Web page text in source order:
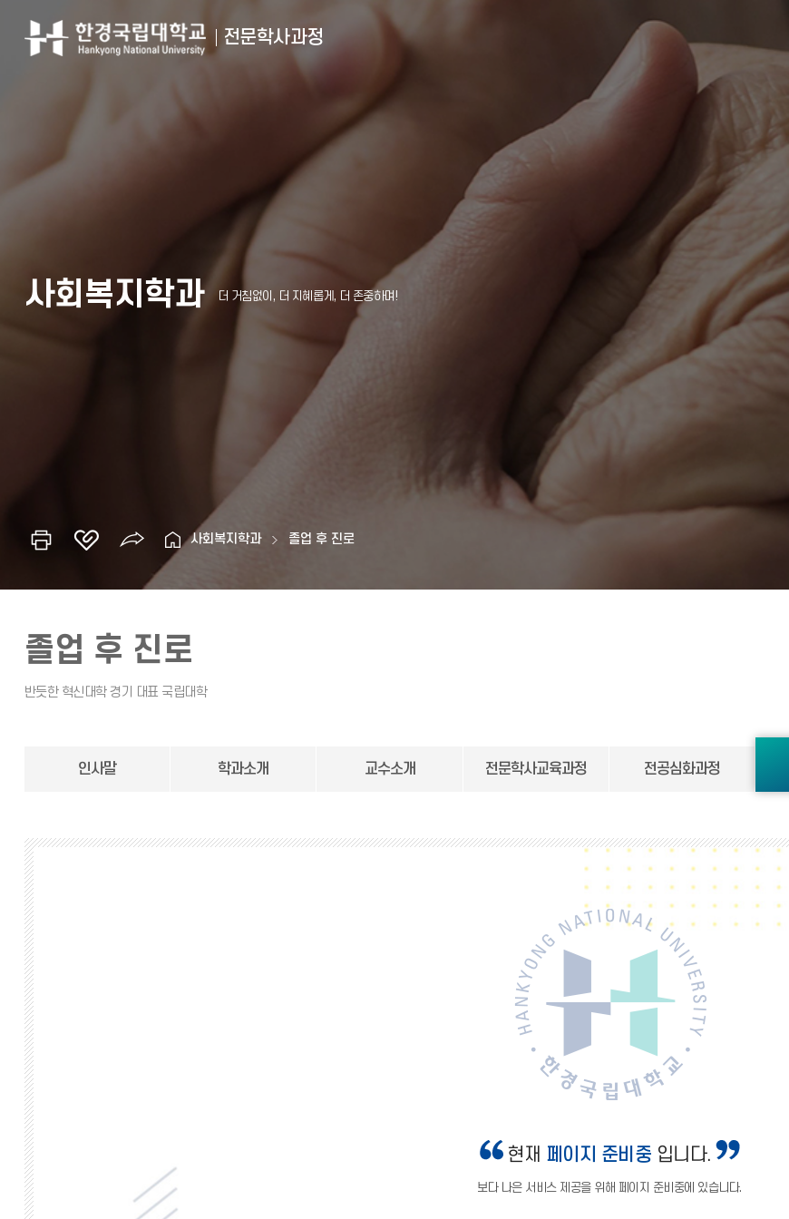
전문학사과정
사회복지학과
사회복지학과 졸업 후 진로
졸업 후 진로
인사말 학과소개 교수소개 전문학사교육과정 전공심화과정
현재 페이지 준비중 입니다.
보다 나은 서비스 제공을 위해 페이지 준비중에 있습니다.